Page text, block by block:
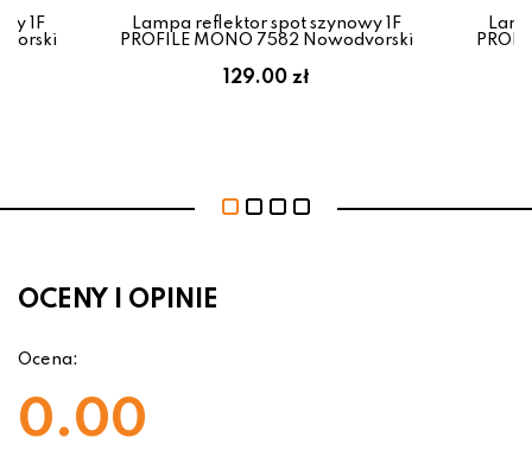
1F
Lampa reflektor spot szynowy 1F
PROFILE MONO 7582 Nowodvorski
129.00 zł
OCENY I OPINIE
Ocena:
0.00